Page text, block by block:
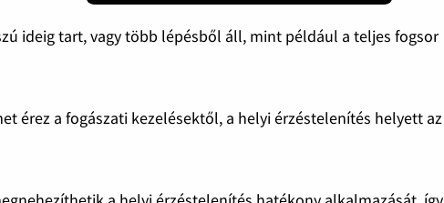
ideig tart, vagy több lépésből áll, mint például a teljes fogsor
érez a fogászati kezelésektől, a helyi érzéstelenítés helyett az